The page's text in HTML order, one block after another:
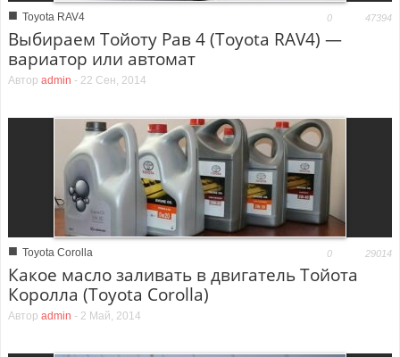
■ Toyota RAV4 0 47394
Выбираем Тойоту Рав 4 (Toyota RAV4) —
вариатор или автомат
Автор admin - 22 Сен, 2014
■ Toyota Corolla 0 29014
Какое масло заливать в двигатель Тойота
Королла (Toyota Corolla)
Автор admin - 2 Май, 2014